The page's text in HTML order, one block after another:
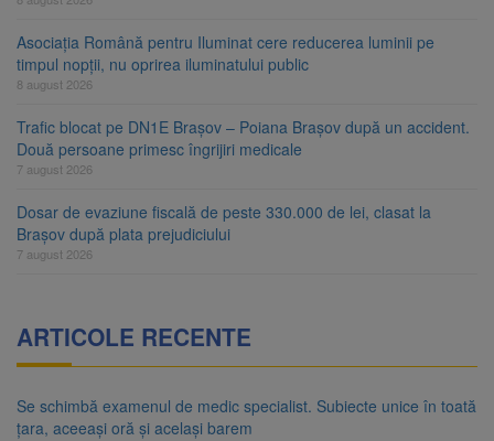
Asociația Română pentru Iluminat cere reducerea luminii pe
timpul nopții, nu oprirea iluminatului public
8 august 2026
Trafic blocat pe DN1E Brașov – Poiana Brașov după un accident.
Două persoane primesc îngrijiri medicale
7 august 2026
Dosar de evaziune fiscală de peste 330.000 de lei, clasat la
Brașov după plata prejudiciului
7 august 2026
ARTICOLE RECENTE
Se schimbă examenul de medic specialist. Subiecte unice în toată
țara, aceeași oră și același barem